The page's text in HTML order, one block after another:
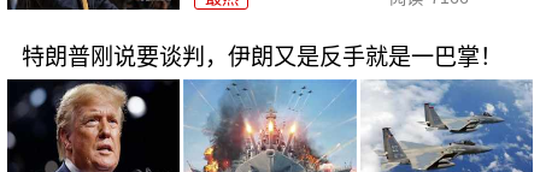
特朗普刚说要谈判，伊朗又是反手就是一巴掌！